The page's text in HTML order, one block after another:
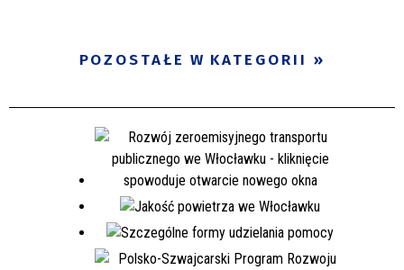
POZOSTAŁE W KATEGORII